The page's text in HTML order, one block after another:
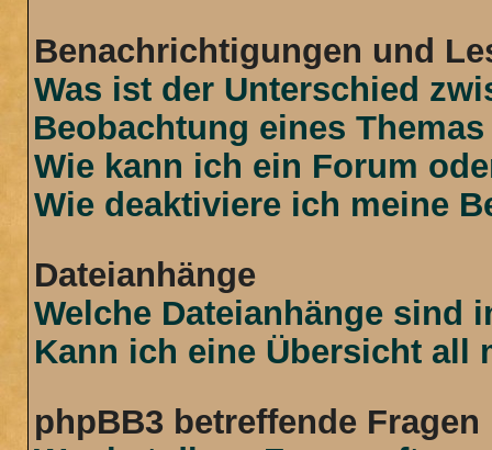
Benachrichtigungen und
Was ist der Unterschied
Beobachtung eines
Wie kann ich ein Forum
Wie deaktiviere ich meine
Dateianhänge
Welche Dateianhänge sind
Kann ich eine Übersicht all
phpBB3 betreffende Fragen